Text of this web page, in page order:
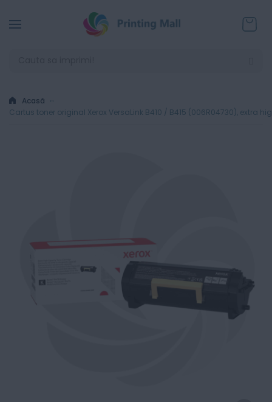
Acasă
Cartus toner original Xerox VersaLink B410 / B415 (006R04730), extra